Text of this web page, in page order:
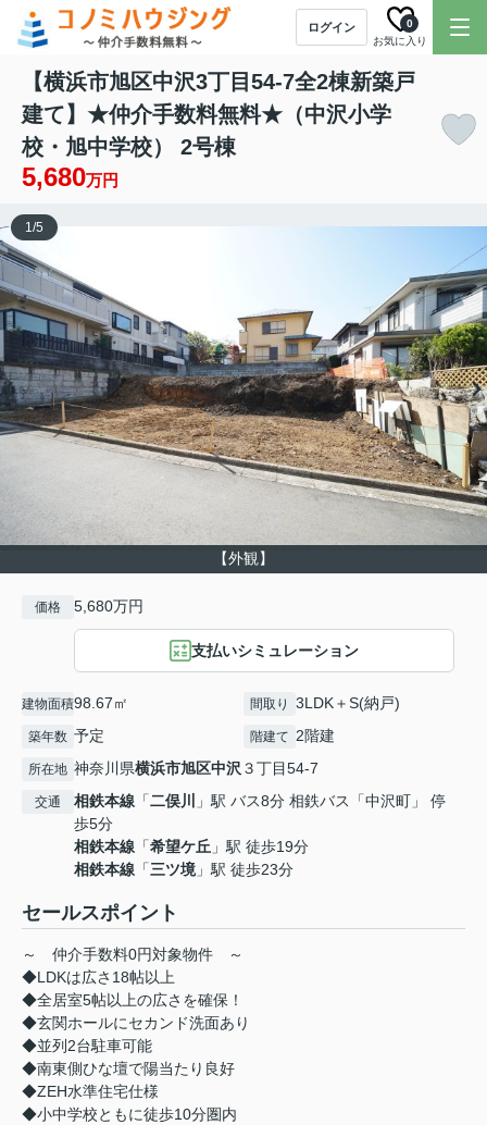
ログイン
お気に入り
0
【横浜市旭区中沢3丁目54-7全2棟新築戸
建て】★仲介手数料無料★（中沢小学
校・旭中学校） 2号棟
5,680万円
【外観】
1/5
価格 5,680万円
支払いシミュレーション
建物面積98.67㎡ 間取り 3LDK＋S(納戸)
築年数 予定 階建て 2階建
所在地 神奈川県横浜市旭区中沢３丁目54-7
交通 相鉄本線 「二俣川
」駅 バス8分 相鉄バス「中沢町」 停
歩5分
相鉄本線 「希望ケ丘 」駅 徒歩19分
相鉄本線 「三ツ境」駅 徒歩23分
セールスポイント
～ 仲介手数料0円対象物件 ～
◆LDKは広さ18帖以上
◆全居室5帖以上の広さを確保！
◆玄関ホールにセカンド洗面あり
◆並列2台駐車可能
◆南東側ひな壇で陽当たり良好
◆ZEH水準住宅仕様
◆小中学校ともに徒歩10分圏内